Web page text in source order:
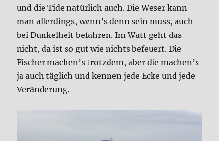
und die Tide natürlich auch. Die Weser kann
man allerdings, wenn’s denn sein muss, auch
bei Dunkelheit befahren. Im Watt geht das
nicht, da ist so gut wie nichts befeuert. Die
Fischer machen’s trotzdem, aber die machen’s
ja auch täglich und kennen jede Ecke und jede
Veränderung.